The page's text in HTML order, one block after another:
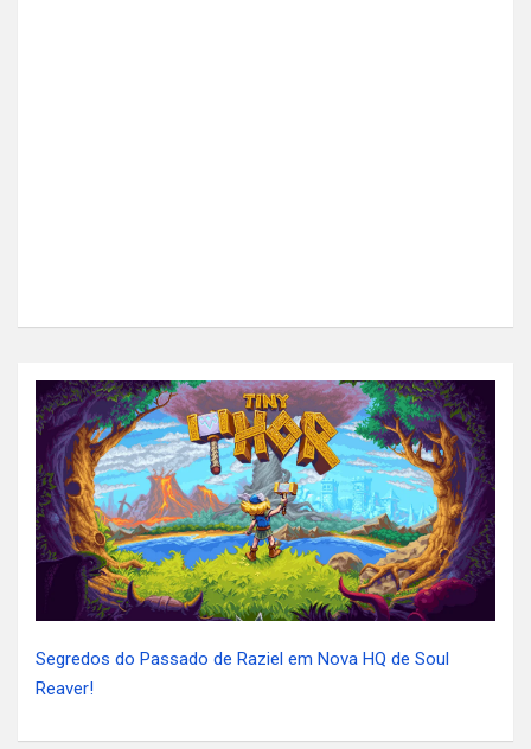
Segredos do Passado de Raziel em Nova HQ de Soul
Reaver!